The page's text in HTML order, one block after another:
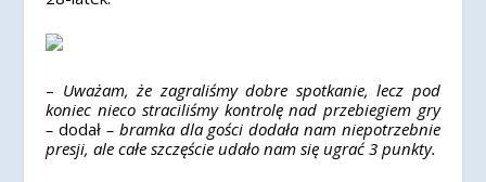
– Uważam, że zagraliśmy dobre spotkanie, lecz pod
koniec nieco straciliśmy kontrolę nad przebiegiem gry
–dodał – bramka dla gości dodała nam niepotrzebnie
presji, ale całe szczęście udało nam się ugrać 3 punkty.